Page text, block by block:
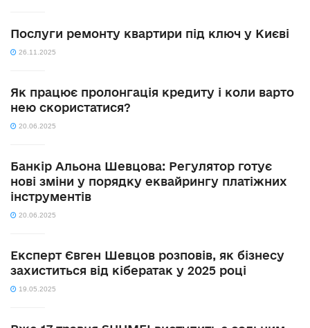
Послуги ремонту квартири під ключ у Києві
26.11.2025
Як працює пролонгація кредиту і коли варто
нею скористатися?
20.06.2025
Банкір Альона Шевцова: Регулятор готує
нові зміни у порядку еквайрингу платіжних
інструментів
20.06.2025
Експерт Євген Шевцов розповів, як бізнесу
захиститься від кібератак у 2025 році
19.05.2025